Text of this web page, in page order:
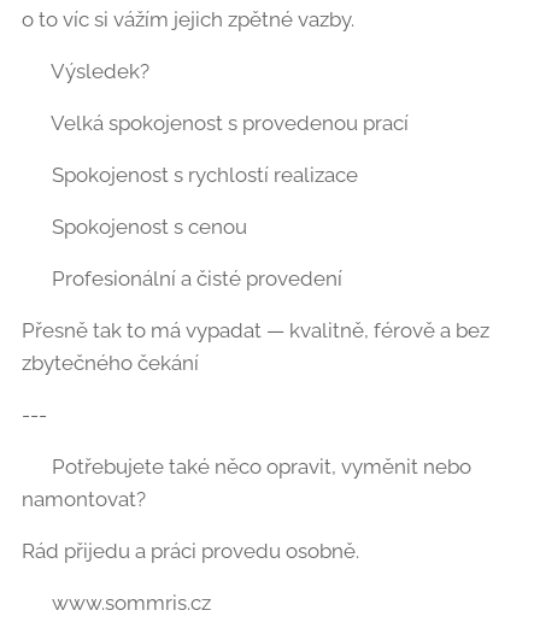
o to víc si vážím jejich zpětné vazby.
💬 Výsledek?
✔️ Velká spokojenost s provedenou prací
✔️ Spokojenost s rychlostí realizace
✔️ Spokojenost s cenou
✔️ Profesionální a čisté provedení
Přesně tak to má vypadat — kvalitně, férově a bez
zbytečného čekání 💪
---
🔧 Potřebujete také něco opravit, vyměnit nebo
namontovat?
Rád přijedu a práci provedu osobně.
🌐 www.sommris.cz